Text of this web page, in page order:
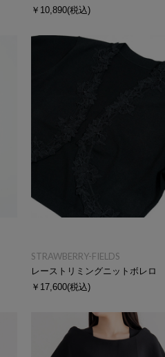
￥10,890(税込)
STRAWBERRY-FIELDS
レーストリミングニットボレロ
￥17,600(税込)